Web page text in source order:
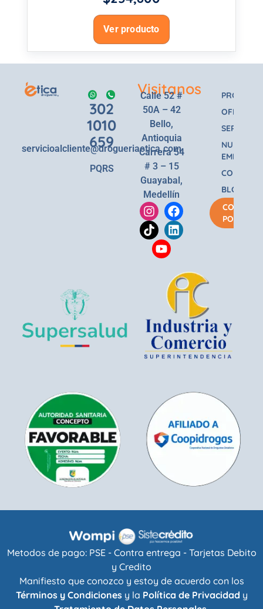
Ver producto
302
1010
659
servicioalcliente@drogueriaetica.com
PQRS
Visitanos
Calle 52 #
50A – 42
Bello,
Antioquia
Carrera 54
# 3 – 15
Guayabal,
Medellín
OFERTAS
SERVICIOS
NUESTRA
EMPRESA
BLOG
COMPRA
POR
Metodos de pago: PSE - Contra entrega - Tarjetas Debito
y Credito
Manifiesto que conozco y estoy de acuerdo con los
Términos y Condicionesy la Política de Privacidad y